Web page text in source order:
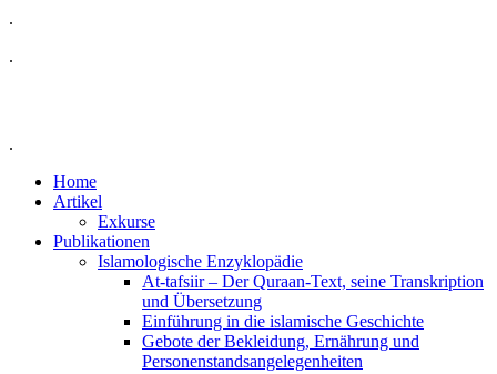
.
.
.
Home
Artikel
Exkurse
Publikationen
Islamologische Enzyklopädie
At-tafsiir – Der Quraan-Text, seine Transkription
und Übersetzung
Einführung in die islamische Geschichte
Gebote der Bekleidung, Ernährung und
Personenstandsangelegenheiten